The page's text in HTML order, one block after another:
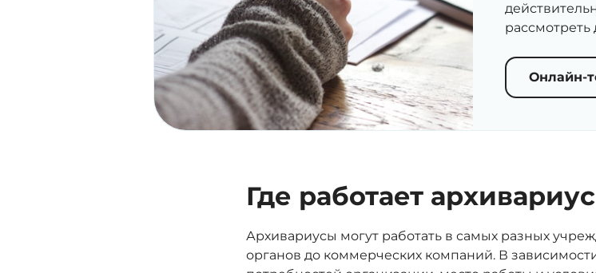
Онлайн-
Где работает архивариус
Архивариусы могут работать в самых разных
органов до коммерческих компаний. В